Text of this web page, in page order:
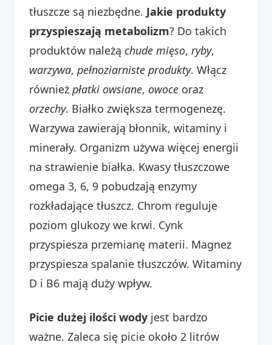
tłuszcze są niezbędne. Jakie produkty
przyspieszają metabolizm? Do takich
produktów należą chude mięso, ryby,
warzywa, pełnoziarniste produkty. Włącz
również płatki owsiane, owoce oraz
orzechy. Białko zwiększa termogenezę.
Warzywa zawierają błonnik, witaminy i
minerały. Organizm używa więcej energii
na strawienie białka. Kwasy tłuszczowe
omega 3, 6, 9 pobudzają enzymy
rozkładające tłuszcz. Chrom reguluje
poziom glukozy we krwi. Cynk
przyspiesza przemianę materii. Magnez
przyspiesza spalanie tłuszczów. Witaminy
D i B6 mają duży wpływ.
Picie dużej ilości wody jest bardzo
ważne. Zaleca się picie około 2 litrów